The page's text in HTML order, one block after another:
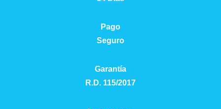
Pago
Seguro
Garantía
R.D. 115/2017